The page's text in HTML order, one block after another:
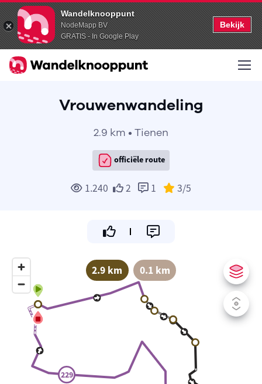
Wandelknooppunt
NodeMapp BV
GRATIS - In Google Play
Bekijk
Vrouwenwandeling
2.9 km • Tienen
officiële route
1.240 2 1 3/5
2.9 km 0.1 km
229